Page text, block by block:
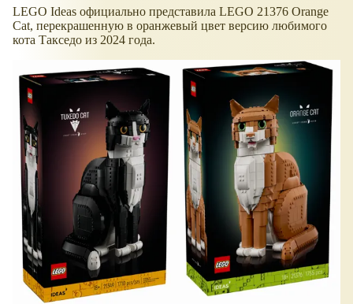
LEGO Ideas официально представила LEGO 21376 Orange
Cat, перекрашенную в оранжевый цвет версию любимого
кота Такседо из 2024 года.